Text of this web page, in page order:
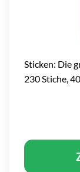
Sticken: Die
230 Stiche,